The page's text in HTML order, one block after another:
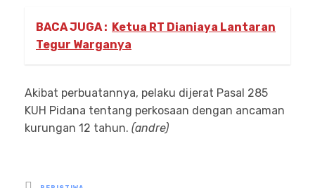
BACA JUGA : Ketua RT Dianiaya Lantaran
Tegur Warganya
Akibat perbuatannya, pelaku dijerat Pasal 285
KUH Pidana tentang perkosaan dengan ancaman
kurungan 12 tahun. (andre)